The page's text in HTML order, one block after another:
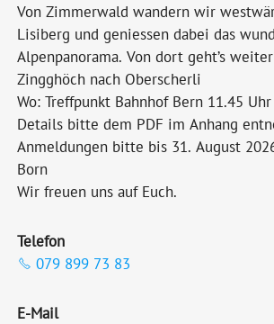
Von Zimmerwald wandern wir
Lisiberg und geniessen dabei das
Alpenpanorama. Von dort geht’s
Zingghöch nach Oberscherli
Wo: Treffpunkt Bahnhof Bern 11.45 Uhr
Details bitte dem PDF im Anhang
Anmeldungen bitte bis 31. August
Born
Wir freuen uns auf Euch.
Telefon
079 899 73 83
E-Mail